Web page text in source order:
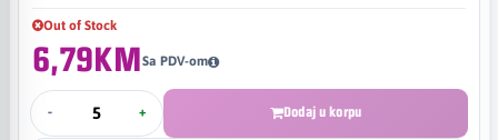
Out of Stock
6,79KMSa PDV-om
- + Dodaj u korpu